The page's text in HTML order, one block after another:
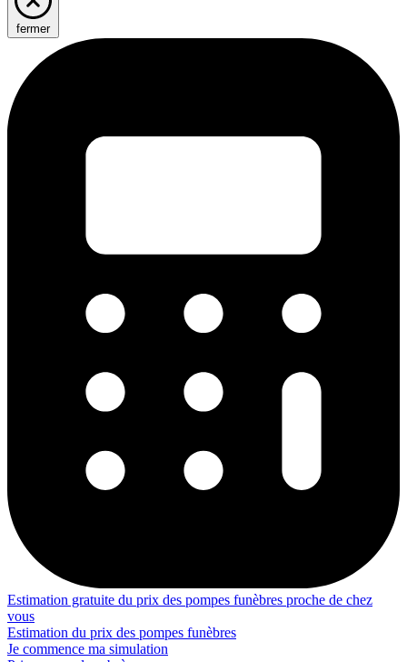
fermer
Estimation gratuite du prix des pompes funèbres proche de chez
vous
Estimation du prix des pompes funèbres
Je commence ma simulation